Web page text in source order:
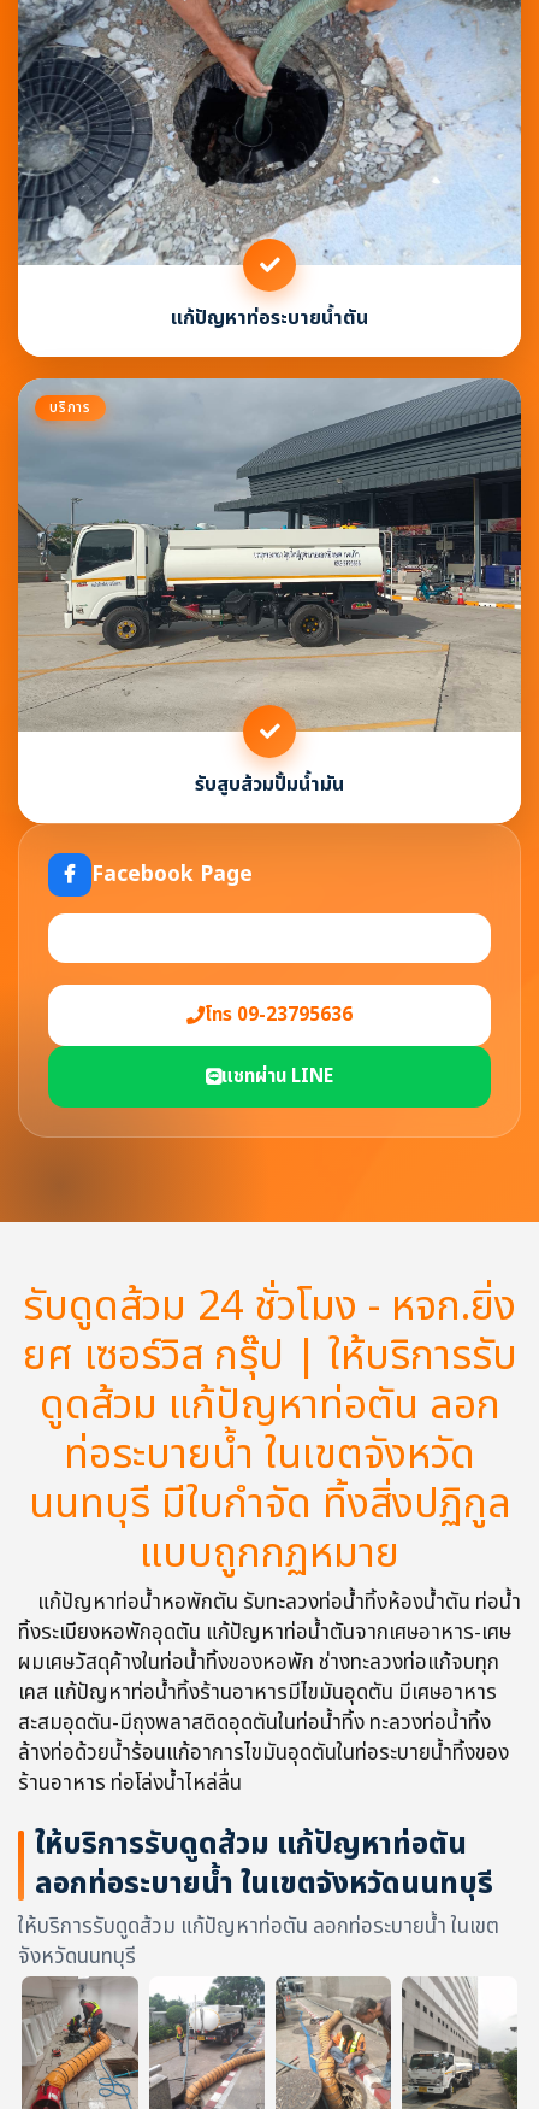
แก้ปัญหาท่อระบายน้ำตัน
บริการ
รับสูบส้วมปั้มน้ำมัน
Facebook Page
โทร 09-23795636
แชทผ่าน LINE
รับดูดส้วม 24 ชั่วโมง - หจก.ยิ่ง
ยศ เซอร์วิส กรุ๊ป | ให้บริการรับ
ดูดส้วม แก้ปัญหาท่อตัน ลอก
ท่อระบายน้ำ ในเขตจังหวัด
นนทบุรี มีใบกำจัด ทิ้งสิ่งปฏิกูล
แบบถูกกฏหมาย
แก้ปัญหาท่อน้ำหอพักตัน รับทะลวงท่อน้ำทิ้งห้องน้ำตัน ท่อน้ำ
ทิ้งระเบียงหอพักอุดตัน แก้ปัญหาท่อน้ำตันจากเศษอาหาร-เศษ
ผมเศษวัสดุค้างในท่อน้ำทิ้งของหอพัก ช่างทะลวงท่อแก้จบทุก
เคส แก้ปัญหาท่อน้ำทิ้งร้านอาหารมีไขมันอุดตัน มีเศษอาหาร
สะสมอุดตัน-มีถุงพลาสติดอุดตันในท่อน้ำทิ้ง ทะลวงท่อน้ำทิ้ง
ล้างท่อด้วยน้ำร้อนแก้อาการไขมันอุดตันในท่อระบายน้ำทิ้งของ
ร้านอาหาร ท่อโล่งน้ำไหล่ลื่น
ให้บริการรับดูดส้วม แก้ปัญหาท่อตัน
ลอกท่อระบายน้ำ ในเขตจังหวัดนนทบุรี
ให้บริการรับดูดส้วม แก้ปัญหาท่อตัน ลอกท่อระบายน้ำ ในเขต
จังหวัดนนทบุรี